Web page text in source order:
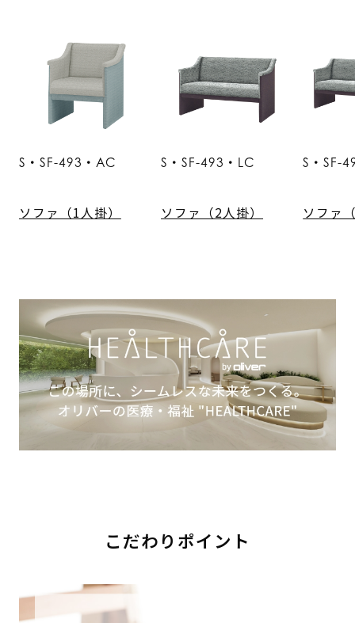
S・SF-493・AC
ソファ（1人掛）
S・SF-493・LC
ソファ（2人掛）
S・SF-
ソファ
こだわりポイント